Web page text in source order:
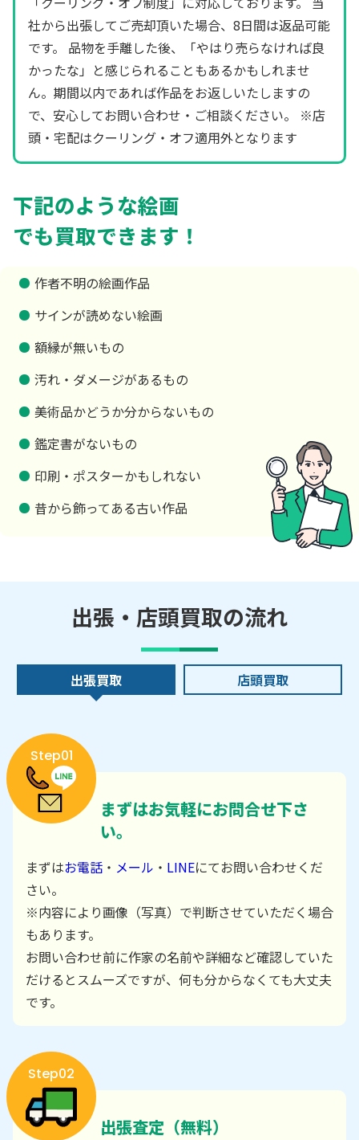
社から出張してご売却頂いた場合、8日間は返品可能
です。 品物を手離した後、「やはり売らなければ良
かったな」と感じられることもあるかもしれませ
ん。期間以内であれば作品をお返しいたしますの
で、安心してお問い合わせ・ご相談ください。 ※店
頭・宅配はクーリング・オフ適用外となります
下記のような絵画
でも買取できます！
作者不明の絵画作品
サインが読めない絵画
額縁が無いもの
汚れ・ダメージがあるもの
美術品かどうか分からないもの
鑑定書がないもの
印刷・ポスターかもしれない
昔から飾ってある古い作品
出張・店頭買取の流れ
出張買取 店頭買取
Step01
まずはお気軽にお問合せ下さ
い。
まずはお電話 ・ メール ・ LINEにてお問い合わせくだ
さい。
※内容により画像（写真）で判断させていただく場合
もあります。
お問い合わせ前に作家の名前や詳細など確認していた
だけるとスムーズですが、何も分からなくても大丈夫
です。
Step02
出張査定（無料）